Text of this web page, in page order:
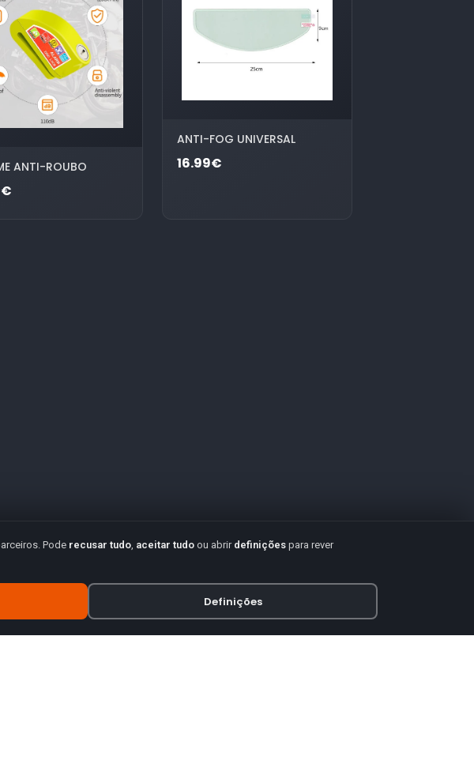
ANTI-ROUBO
ANTI-FOG UNIVERSAL
16.99€
Pode recusar tudo, aceitar tudo ou abrir definições para rever
Definições